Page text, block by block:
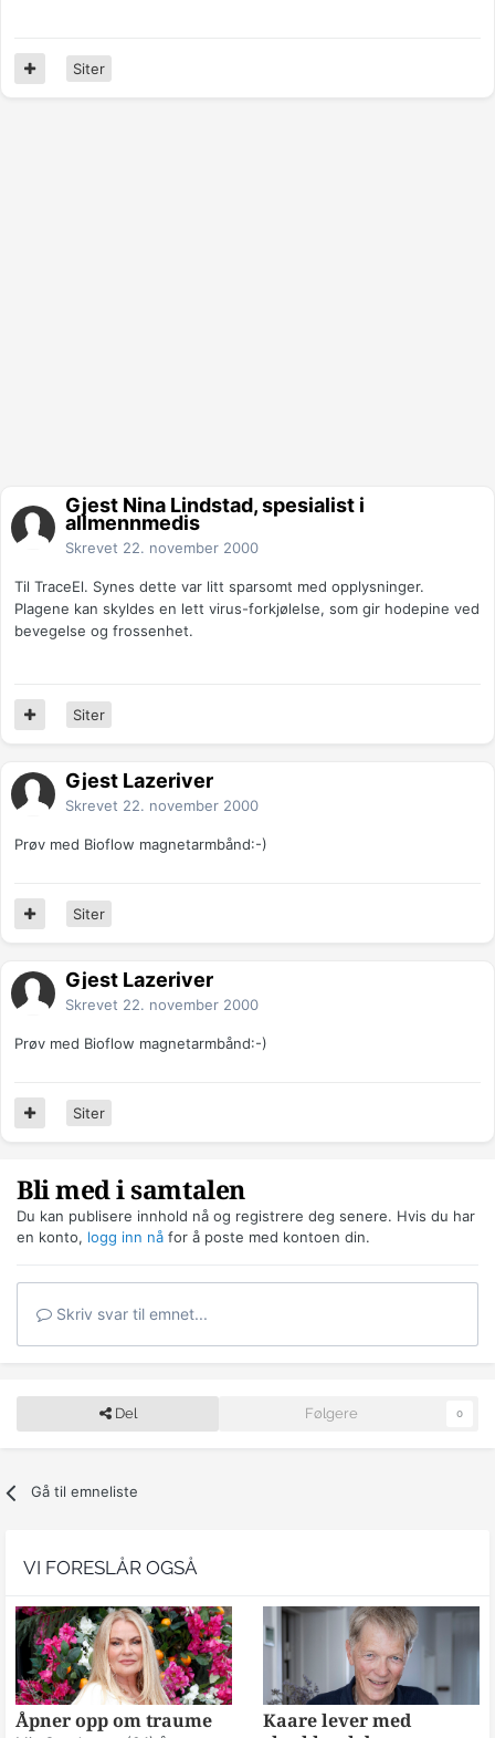
Siter
Gjest Nina Lindstad, spesialist i
allmennmedis
Skrevet 22. november 2000
Til TraceEl. Synes dette var litt sparsomt med opplysninger.
Plagene kan skyldes en lett virus-forkjølelse, som gir hodepine ved
bevegelse og frossenhet.
Siter
Gjest Lazeriver
Skrevet 22. november 2000
Prøv med Bioflow magnetarmbånd:-)
Siter
Gjest Lazeriver
Skrevet 22. november 2000
Prøv med Bioflow magnetarmbånd:-)
Siter
Bli med i samtalen
Du kan publisere innhold nå og registrere deg senere. Hvis du har
en konto, logg inn nå for å poste med kontoen din.
Skriv svar til emnet...
Del Følgere 0
Gå til emneliste
VI FORESLÅR OGSÅ
Åpner opp om traume
Kaare lever med